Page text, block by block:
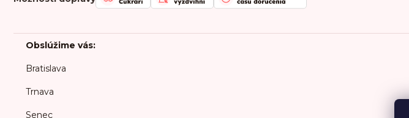
Obslúžime vás:
Bratislava
Trnava
Senec